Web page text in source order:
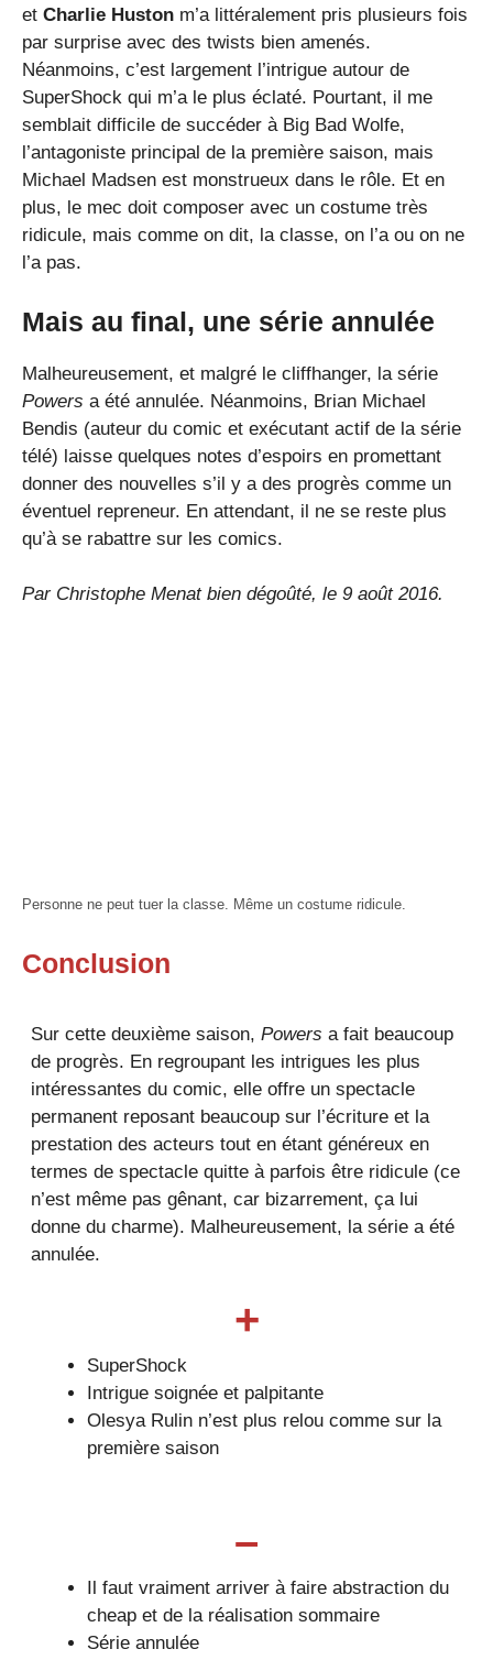
et Charlie Huston m’a littéralement pris plusieurs fois
par surprise avec des twists bien amenés.
Néanmoins, c’est largement l’intrigue autour de
SuperShock qui m’a le plus éclaté. Pourtant, il me
semblait difficile de succéder à Big Bad Wolfe,
l’antagoniste principal de la première saison, mais
Michael Madsen est monstrueux dans le rôle. Et en
plus, le mec doit composer avec un costume très
ridicule, mais comme on dit, la classe, on l’a ou on ne
l’a pas.
Mais au final, une série annulée
Malheureusement, et malgré le cliffhanger, la série
Powers a été annulée. Néanmoins, Brian Michael
Bendis (auteur du comic et exécutant actif de la série
télé) laisse quelques notes d’espoirs en promettant
donner des nouvelles s’il y a des progrès comme un
éventuel repreneur. En attendant, il ne se reste plus
qu’à se rabattre sur les comics.
Par Christophe Menat bien dégoûté, le 9 août 2016.
Personne ne peut tuer la classe. Même un costume ridicule.
Conclusion
Sur cette deuxième saison, Powers a fait beaucoup
de progrès. En regroupant les intrigues les plus
intéressantes du comic, elle offre un spectacle
permanent reposant beaucoup sur l’écriture et la
prestation des acteurs tout en étant généreux en
termes de spectacle quitte à parfois être ridicule (ce
n’est même pas gênant, car bizarrement, ça lui
donne du charme). Malheureusement, la série a été
annulée.
+
SuperShock
Intrigue soignée et palpitante
Olesya Rulin n’est plus relou comme sur la
première saison
–
Il faut vraiment arriver à faire abstraction du
cheap et de la réalisation sommaire
Série annulée